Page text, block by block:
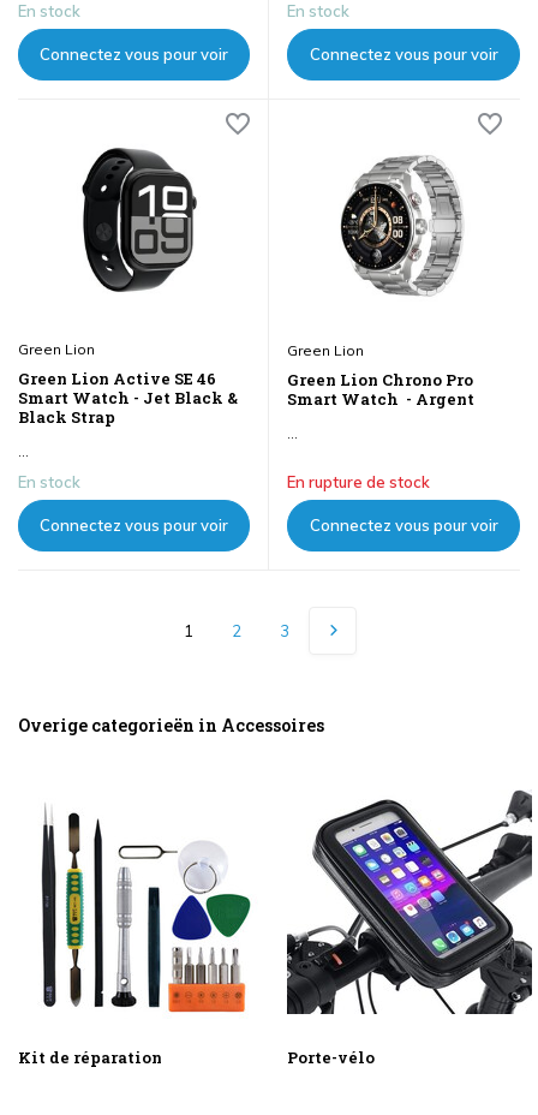
En stock
Connectez vous pour voir
En stock
Connectez vous pour voir
Green Lion
Green Lion Active SE 46
Smart Watch - Jet Black &
Black Strap
...
En stock
Connectez vous pour voir
Green Lion
Green Lion Chrono Pro
Smart Watch - Argent
En rupture de stock
Connectez vous pour voir
1 2 3
Overige categorieën in Accessoires
Kit de réparation Porte-vélo